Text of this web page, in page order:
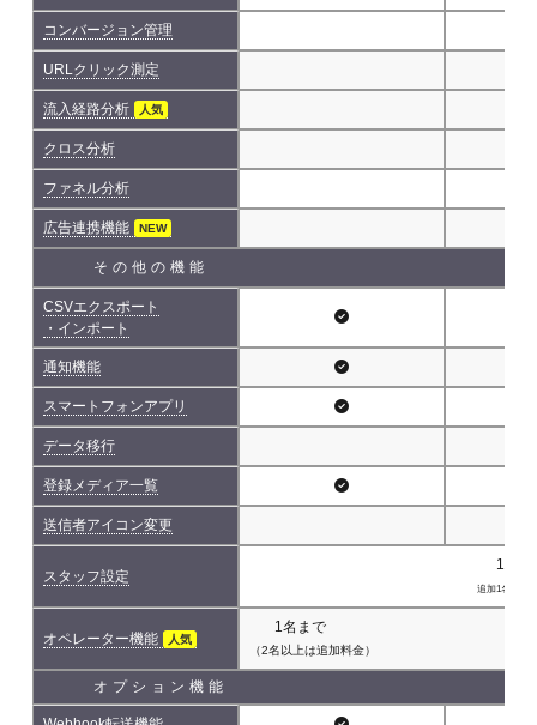
コンバージョン管理
URLクリック測定
流入経路分析 人気
クロス分析
ファネル分析
広告連携機能 NEW
その他の機能
CSVエクスポート
・インポート
通知機能
スマートフォンアプリ
データ移行
登録メディア一覧
送信者アイコン変更
スタッフ設定
1名(
追加1名につ
オペレーター機能 人気
1名まで
（2名以上は追加料金）
オプション機能